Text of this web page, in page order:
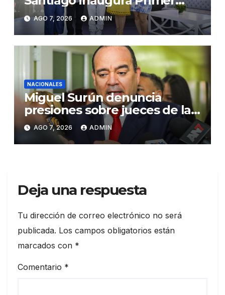
Congreso de Artesanos de
Santiago
AGO 7, 2026 ADMIN
NACIONALES
Miguel Surún denuncia
presiones sobre jueces de la
Suprema Corte de Justicia
AGO 7, 2026 ADMIN
Deja una respuesta
Tu dirección de correo electrónico no será
publicada. Los campos obligatorios están
marcados con *
Comentario *